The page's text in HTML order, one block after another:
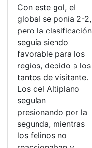
Con este gol, el
global se ponía 2-2,
pero la clasificación
seguía siendo
favorable para los
regios, debido a los
tantos de visitante.
Los del Altiplano
seguían
presionando por la
segunda, mientras
los felinos no